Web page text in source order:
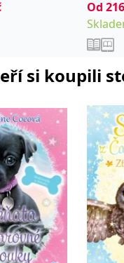
Od 216
si koupili